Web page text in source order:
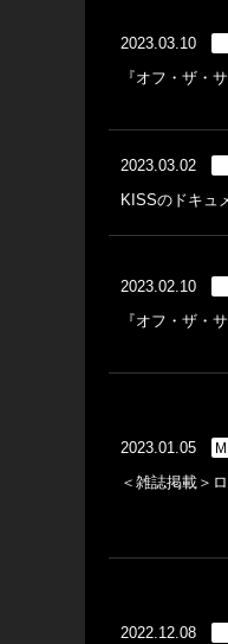
2023.03.10
『オフ・ザ・
2023.03.02
KISSのドキュ
2023.02.10
『オフ・ザ・
2023.01.05
＜雑誌掲載＞
2022.12.08